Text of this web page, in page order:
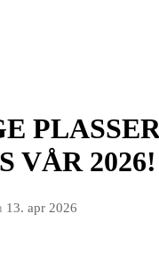
VÅR 2026!
13. apr 2026